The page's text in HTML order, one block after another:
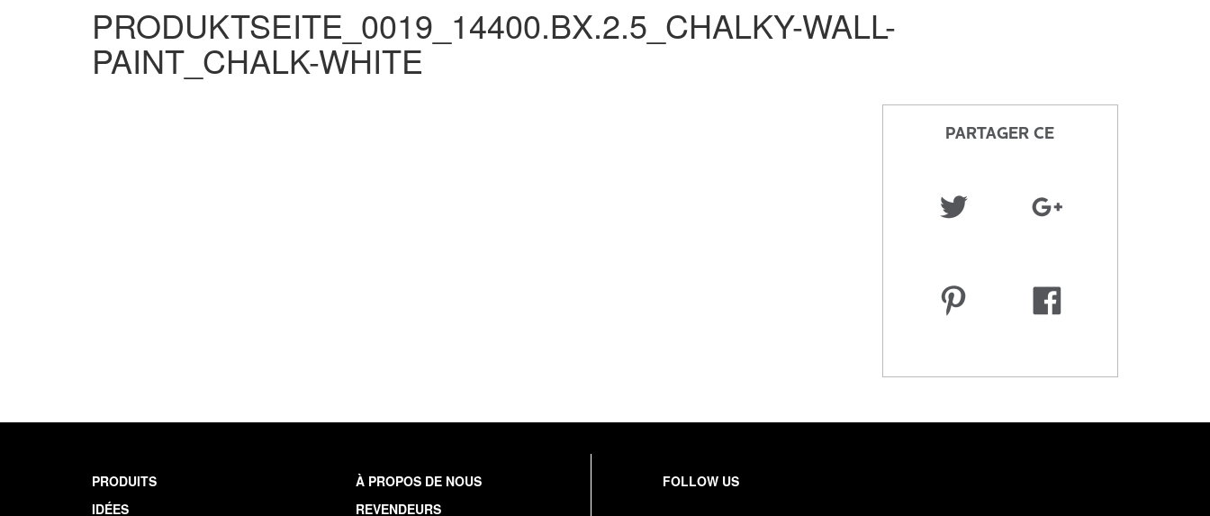
PRODUKTSEITE_0019_14400.BX.2.5_CHALKY-WALL-
PAINT_CHALK-WHITE
PARTAGER CE
PRODUITS
IDÉES
À PROPOS DE NOUS
REVENDEURS
FOLLOW US